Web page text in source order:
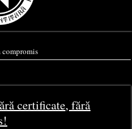
compromis
certificate, fără